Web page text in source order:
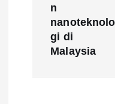
n
nanoteknolo
gi di
Malaysia